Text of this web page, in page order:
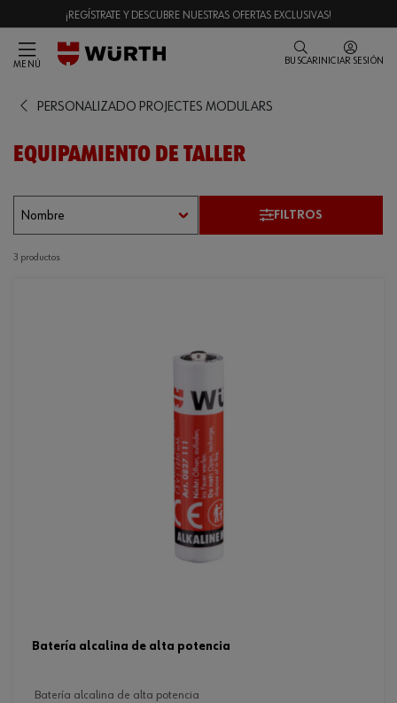
¡REGÍSTRATE Y DESCUBRE NUESTRAS OFERTAS EXCLUSIVAS!
MENÚ BUSCAR INICIAR SESIÓN
PERSONALIZADO PROJECTES MODULARS
EQUIPAMIENTO DE TALLER
FILTROS
3 productos
batería alcalina de alta potencia
batería alcalina de alta potencia